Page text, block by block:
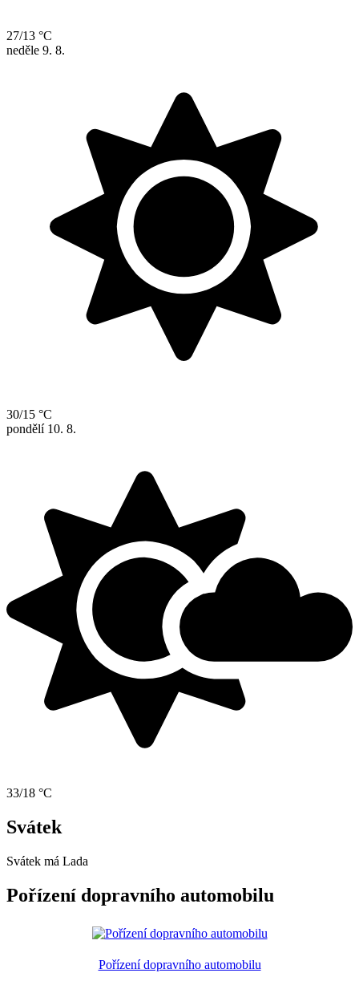
27/13 °C
neděle 9. 8.
30/15 °C
pondělí 10. 8.
33/18 °C
Svátek
Svátek má Lada
Pořízení dopravního automobilu
Pořízení dopravního automobilu